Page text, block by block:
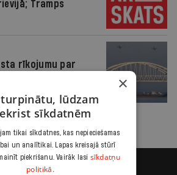
Tramps
rīkojumu par
Ukrainā
×
lūdzam
sīkdatnēm
tikai sīkdatnes, kas nepieciešamas
un analītikai. Lapas kreisajā stūrī
piekrišanu. Vairāk lasi sīkdatņu
politikā.